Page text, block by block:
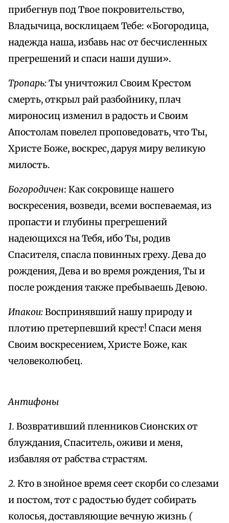
прибегнув под Твое покровительство,
Владычица, восклицаем Тебе: «Богородица,
надежда наша, избавь нас от бесчисленных
прегрешений и спаси наши души».
Тропарь:Ты уничтожил Своим Крестом
смерть, открыл рай разбойнику, плач
мироносиц изменил в радость и Своим
Апостолам повелел проповедовать, что Ты,
Христе Боже, воскрес, даруя миру великую
милость.
Богородичен: Как сокровище нашего
воскресения, возведи, всеми воспеваемая, из
пропасти и глубины прегрешений
надеющихся на Тебя, ибо Ты, родив
Спасителя, спасла повинных греху. Дева до
рождения, Дева и во время рождения, Ты и
после рождения также пребываешь Девою.
Ипакои:Воспринявший нашу природу и
плотию претерпевший крест! Спаси меня
Своим воскресением, Христе Боже, как
человеколюбец.
Антифоны
1. Возвративший пленников Сионских от
блуждания, Спаситель, оживи и меня,
избавляя от рабства страстям.
2. Кто в знойное время сеет скорби со слезами
и постом, тот с радостью будет собирать
колосья, доставляющие вечную жизнь (